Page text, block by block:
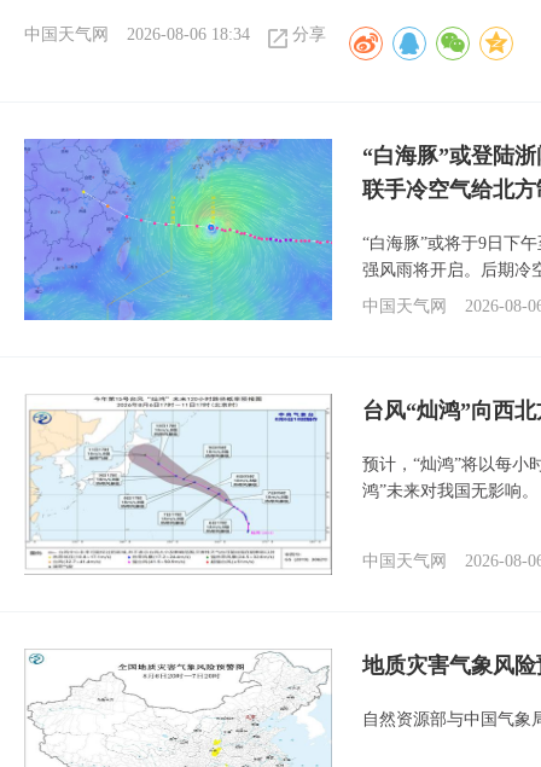
中国天气网 2026-08-06 18:34 分享
“白海豚”或登陆
联手冷空气给北
“白海豚”或将于9日下
强风雨将开启。后期冷
中国天气网
2026-08-
台风“灿鸿”向西
预计，“灿鸿”将以每小
鸿”未来对我国无影响。
中国天气网 2026-08-
地质灾害气象风
自然资源部与中国气象